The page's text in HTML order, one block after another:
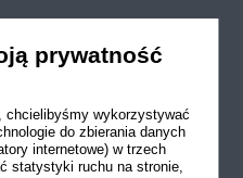
prywatność
chcielibyśmy wykorzystywać
do zbierania danych
internetowe) w trzech
statystyki ruchu na stronie,